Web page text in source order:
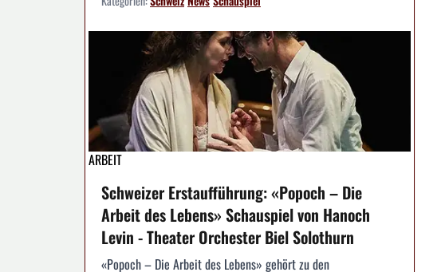
ARBEIT
Schweizer Erstaufführung: «Popoch – Die
Arbeit des Lebens» Schauspiel von Hanoch
Levin - Theater Orchester Biel Solothurn
«Popoch – Die Arbeit des Lebens» gehört zu den